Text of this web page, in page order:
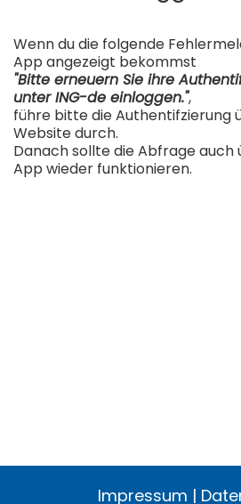
Wenn du die folgende
App angezeigt bekommst
"Bitte erneuern Sie ihre
unter ING-de einloggen.",
führe bitte die Authentifzierung
Website durch.
Danach sollte die Abfrage auch
App wieder funktionieren.
Impressum |